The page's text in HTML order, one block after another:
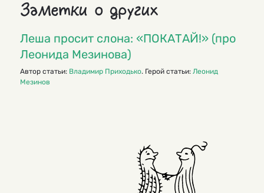
Заметки о других
Леша просит слона: «ПОКАТАЙ!» (про
Леонида Мезинова)
Автор статьи: Владимир Приходько. Герой статьи: Леонид
Мезинов